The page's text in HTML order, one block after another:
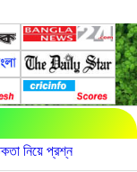
নিয়ে প্রশ্ন